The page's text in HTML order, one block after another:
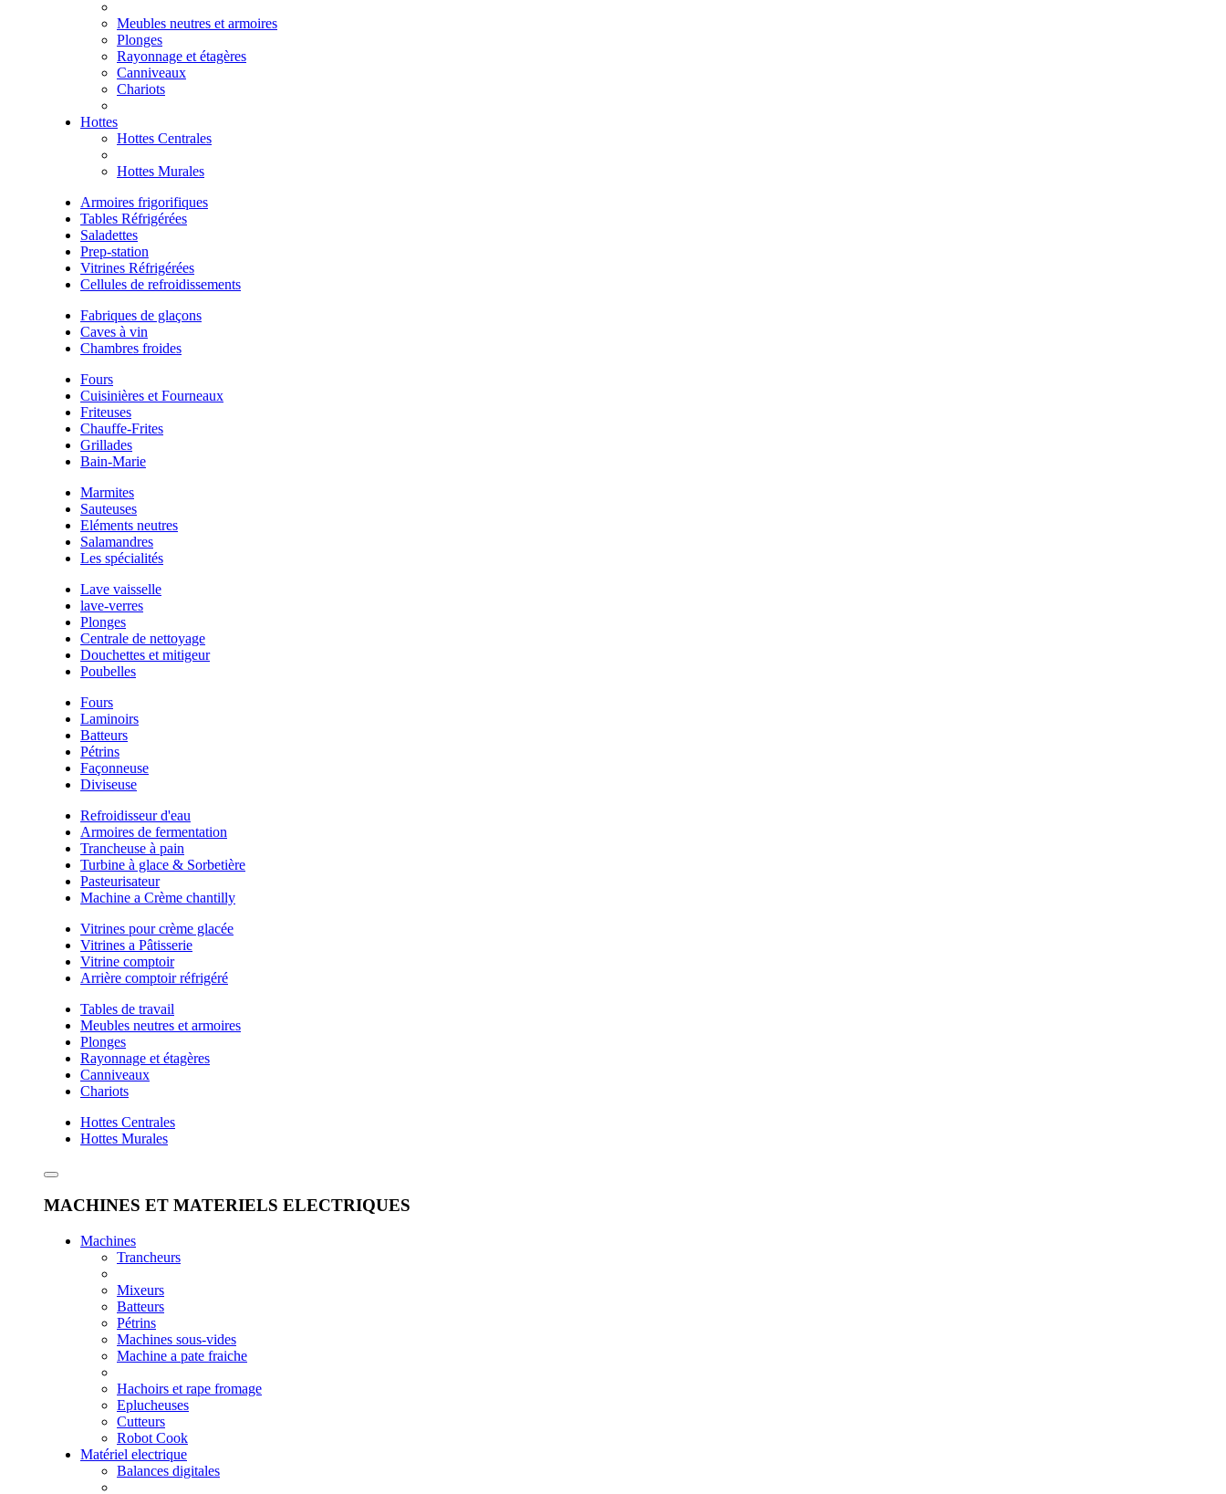
Meubles neutres et armoires
Plonges
Rayonnage et étagères
Canniveaux
Chariots
Hottes
Hottes Centrales
Hottes Murales
Armoires frigorifiques
Tables Réfrigérées
Saladettes
Prep-station
Vitrines Réfrigérées
Cellules de refroidissements
Fabriques de glaçons
Caves à vin
Chambres froides
Fours
Cuisinières et Fourneaux
Friteuses
Chauffe-Frites
Grillades
Bain-Marie
Marmites
Sauteuses
Eléments neutres
Salamandres
Les spécialités
Lave vaisselle
lave-verres
Plonges
Centrale de nettoyage
Douchettes et mitigeur
Poubelles
Fours
Laminoirs
Batteurs
Pétrins
Façonneuse
Diviseuse
Refroidisseur d'eau
Armoires de fermentation
Trancheuse à pain
Turbine à glace & Sorbetière
Pasteurisateur
Machine a Crème chantilly
Vitrines pour crème glacée
Vitrines a Pâtisserie
Vitrine comptoir
Arrière comptoir réfrigéré
Tables de travail
Meubles neutres et armoires
Plonges
Rayonnage et étagères
Canniveaux
Chariots
Hottes Centrales
Hottes Murales
MACHINES ET MATERIELS ELECTRIQUES
Machines
Trancheurs
Mixeurs
Batteurs
Pétrins
Machines sous-vides
Machine a pate fraiche
Hachoirs et rape fromage
Eplucheuses
Cutteurs
Robot Cook
Matériel electrique
Balances digitales